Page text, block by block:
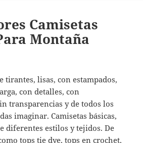
Camisetas
Montaña
tirantes, lisas, con estampados,
con detalles, con
transparencias y de todos los
imaginar. Camisetas básicas,
diferentes estilos y tejidos. De
tops tie dye, tops en crochet,